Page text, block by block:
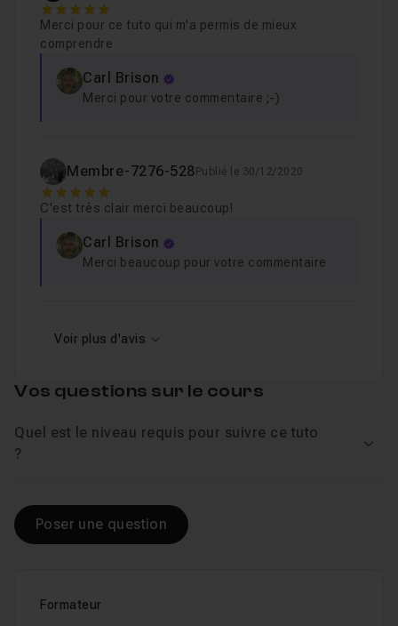
5
Merci pour ce tuto qui m'a permis de mieux
comprendre
Carl Brison
Merci pour votre commentaire ;-)
Membre-7276-528 Publié le 30/12/2020
5
C'est très clair merci beaucoup!
Carl Brison
Merci beaucoup pour votre commentaire
Voir plus d'avis
Formateur
Vos questions sur le cours
Quel est le niveau requis pour suivre ce tuto
?
Poser une question